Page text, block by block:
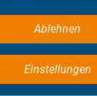
Ablehnen
Einstellungen